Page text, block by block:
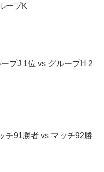
ープK
プJ 1位 vs グループH 2
91勝者 vs マッチ92勝